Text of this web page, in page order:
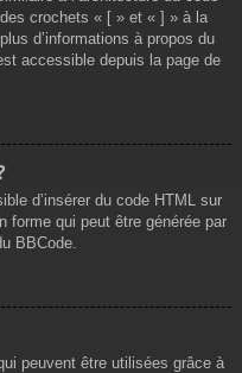
crochets « [ » et « ] » à la
d’informations à propos du
accessible depuis la page de
d’insérer du code HTML sur
forme qui peut être générée par
BBCode.
peuvent être utilisées grâce à